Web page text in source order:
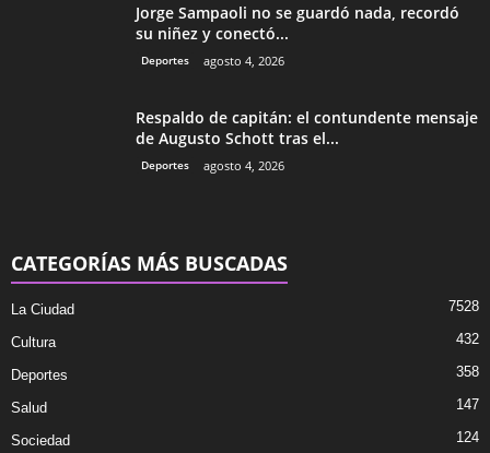
Jorge Sampaoli no se guardó nada, recordó
su niñez y conectó...
Deportes agosto 4, 2026
Respaldo de capitán: el contundente mensaje
de Augusto Schott tras el...
Deportes agosto 4, 2026
CATEGORÍAS MÁS BUSCADAS
La Ciudad 7528
Cultura 432
Deportes 358
Salud 147
Sociedad 124